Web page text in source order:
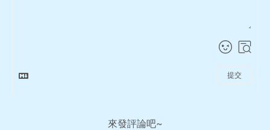
提交
來發評論吧~